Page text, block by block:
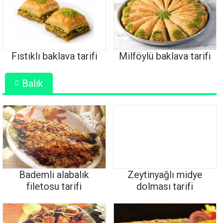
Fıstıklı baklava tarifi Milföylü baklava tarifi
Balık
Bademli alabalık
filetosu tarifi
Zeytinyağlı midye
dolması tarifi